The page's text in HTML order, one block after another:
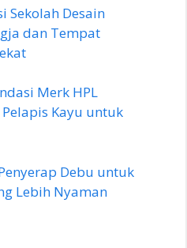
Sekolah Desain
dan Tempat
Merk HPL
Kayu untuk
Debu untuk
Lebih Nyaman